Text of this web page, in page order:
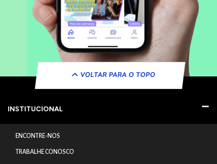
VOLTAR PARA O TOPO
INSTITUCIONAL
ENCONTRE-NOS
TRABALHE CONOSCO